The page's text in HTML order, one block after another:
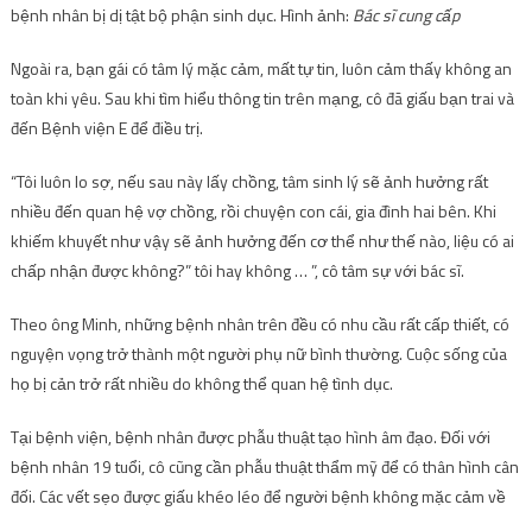
bệnh nhân bị dị tật bộ phận sinh dục. Hình ảnh: Bác sĩ cung cấp
Ngoài ra, bạn gái có tâm lý mặc cảm, mất tự tin, luôn cảm thấy không an
toàn khi yêu. Sau khi tìm hiểu thông tin trên mạng, cô đã giấu bạn trai và
đến Bệnh viện E để điều trị.
“Tôi luôn lo sợ, nếu sau này lấy chồng, tâm sinh lý sẽ ảnh hưởng rất
nhiều đến quan hệ vợ chồng, rồi chuyện con cái, gia đình hai bên. Khi
khiếm khuyết như vậy sẽ ảnh hưởng đến cơ thể như thế nào, liệu có ai
chấp nhận được không?” tôi hay không … ”, cô tâm sự với bác sĩ.
Theo ông Minh, những bệnh nhân trên đều có nhu cầu rất cấp thiết, có
nguyện vọng trở thành một người phụ nữ bình thường. Cuộc sống của
họ bị cản trở rất nhiều do không thể quan hệ tình dục.
Tại bệnh viện, bệnh nhân được phẫu thuật tạo hình âm đạo. Đối với
bệnh nhân 19 tuổi, cô cũng cần phẫu thuật thẩm mỹ để có thân hình cân
đối. Các vết sẹo được giấu khéo léo để người bệnh không mặc cảm về